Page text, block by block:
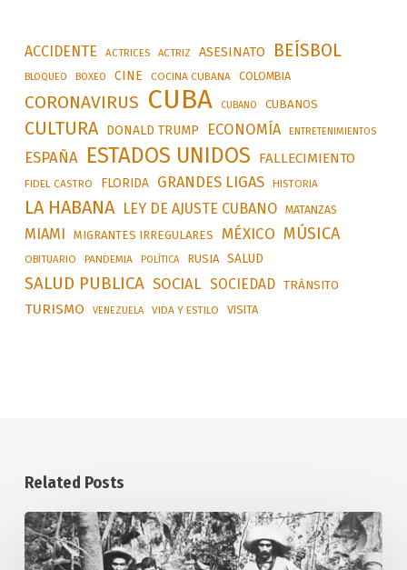
ACCIDENTE ACTRICES ACTRIZ ASESINATO BEÍSBOL
BLOQUEO BOXEO CINE COCINA CUBANA COLOMBIA
CORONAVIRUS CUBA CUBANO CUBANOS
CULTURA DONALD TRUMP ECONOMÍA ENTRETENIMIENTOS
ESPAÑA ESTADOS UNIDOS FALLECIMIENTO
FIDEL CASTRO FLORIDA GRANDES LIGAS HISTORIA
LA HABANA LEY DE AJUSTE CUBANO MATANZAS
MIAMI MIGRANTES IRREGULARES MÉXICO MÚSICA
OBITUARIO PANDEMIA POLÍTICA RUSIA SALUD
SALUD PUBLICA SOCIAL SOCIEDAD TRÁNSITO
TURISMO VENEZUELA VIDA Y ESTILO VISITA
Related Posts
Caer
como